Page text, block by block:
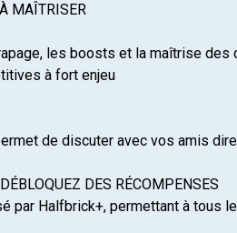
MAÎTRISER
les boosts et la maîtrise des
à fort enjeu
de discuter avec vos amis
DES RÉCOMPENSES
par Halfbrick+, permettant à tous